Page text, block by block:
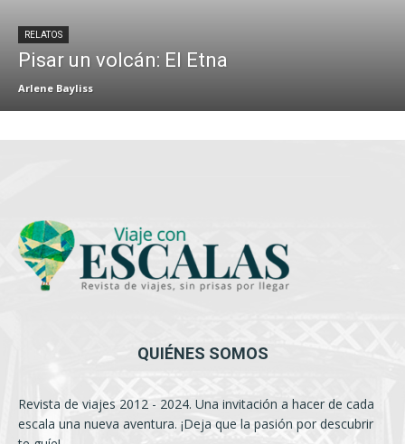
RELATOS
Pisar un volcán: El Etna
Arlene Bayliss
QUIÉNES SOMOS
Revista de viajes 2012 - 2024. Una invitación a hacer de cada
escala una nueva aventura. ¡Deja que la pasión por descubrir